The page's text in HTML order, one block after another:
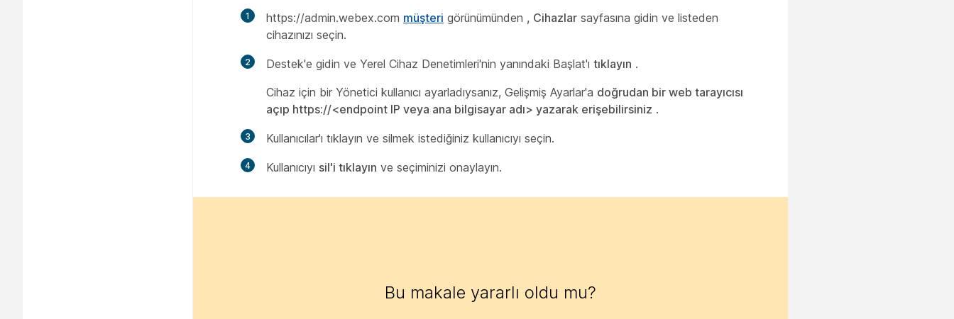
1 https:/​/​admin.webex.com müşteri görünümünden , Cihazlar sayfasına gidin ve listeden
cihazınızı seçin.
2 Destek'e gidin ve Yerel Cihaz Denetimleri'nin yanındaki Başlat'ı tıklayın .
Cihaz için bir Yönetici kullanıcı ayarladıysanız, Gelişmiş Ayarlar'a doğrudan bir web tarayıcısı
açıp https://<endpoint IP veya ana bilgisayar adı> yazarak erişebilirsiniz .
3 Kullanıcılar'ı tıklayın ve silmek istediğiniz kullanıcıyı seçin.
4 Kullanıcıyı sil'i tıklayın ve seçiminizi onaylayın.
Bu makale yararlı oldu mu?